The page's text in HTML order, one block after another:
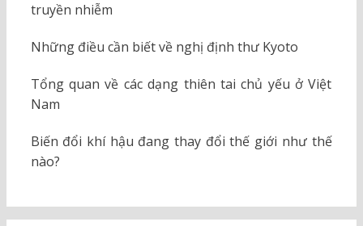
truyền nhiễm
Những điều cần biết về nghị định thư Kyoto
Tổng quan về các dạng thiên tai chủ yếu ở Việt
Nam
Biến đổi khí hậu đang thay đổi thế giới như thế
nào?